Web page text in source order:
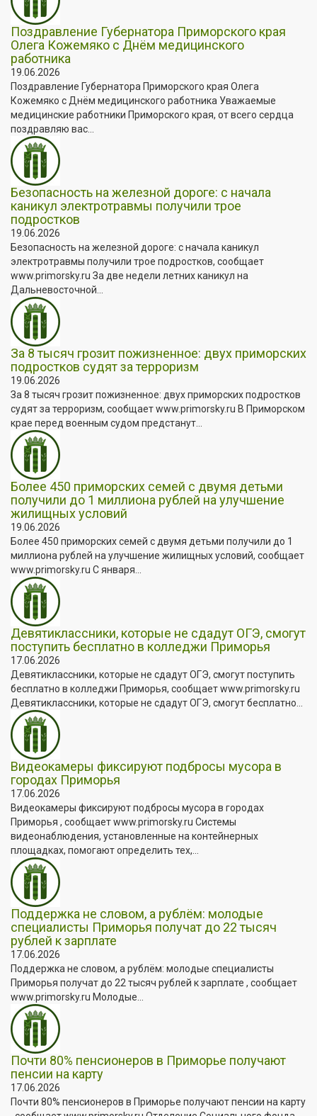
Поздравление Губернатора Приморского края
Олега Кожемяко с Днём медицинского
работника
19.06.2026
Поздравление Губернатора Приморского края Олега
Кожемяко с Днём медицинского работника Уважаемые
медицинские работники Приморского края, от всего сердца
поздравляю вас...
Безопасность на железной дороге: с начала
каникул электротравмы получили трое
подростков
19.06.2026
Безопасность на железной дороге: с начала каникул
электротравмы получили трое подростков, сообщает
www.primorsky.ru За две недели летних каникул на
Дальневосточной...
За 8 тысяч грозит пожизненное: двух приморских
подростков судят за терроризм
19.06.2026
За 8 тысяч грозит пожизненное: двух приморских подростков
судят за терроризм, сообщает www.primorsky.ru В Приморском
крае перед военным судом предстанут...
Более 450 приморских семей с двумя детьми
получили до 1 миллиона рублей на улучшение
жилищных условий
19.06.2026
Более 450 приморских семей с двумя детьми получили до 1
миллиона рублей на улучшение жилищных условий, сообщает
www.primorsky.ru С января...
Девятиклассники, которые не сдадут ОГЭ, смогут
поступить бесплатно в колледжи Приморья
17.06.2026
Девятиклассники, которые не сдадут ОГЭ, смогут поступить
бесплатно в колледжи Приморья, сообщает www.primorsky.ru
Девятиклассники, которые не сдадут ОГЭ, смогут бесплатно...
Видеокамеры фиксируют подбросы мусора в
городах Приморья
17.06.2026
Видеокамеры фиксируют подбросы мусора в городах
Приморья , сообщает www.primorsky.ru Системы
видеонаблюдения, установленные на контейнерных
площадках, помогают определить тех,...
Поддержка не словом, а рублём: молодые
специалисты Приморья получат до 22 тысяч
рублей к зарплате
17.06.2026
Поддержка не словом, а рублём: молодые специалисты
Приморья получат до 22 тысяч рублей к зарплате , сообщает
www.primorsky.ru Молодые...
Почти 80% пенсионеров в Приморье получают
пенсии на карту
17.06.2026
Почти 80% пенсионеров в Приморье получают пенсии на карту